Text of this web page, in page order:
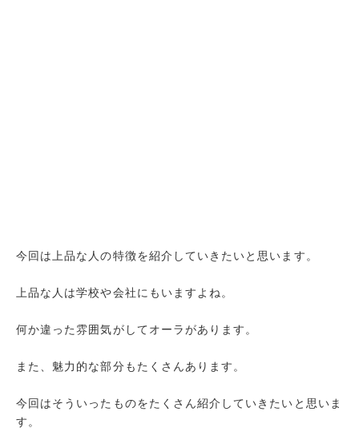
今回は上品な人の特徴を紹介していきたいと思います。
上品な人は学校や会社にもいますよね。
何か違った雰囲気がしてオーラがあります。
また、魅力的な部分もたくさんあります。
今回はそういったものをたくさん紹介していきたいと思いま
す。